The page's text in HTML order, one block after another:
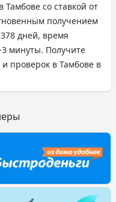
со ставкой от
получением
дней, время
3 минуты. Получите
проверок в Тамбове в